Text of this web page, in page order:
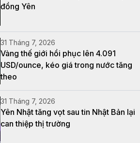
đồng Yên
31 Tháng 7, 2026
Vàng thế giới hồi phục lên 4.091
USD/ounce, kéo giá trong nước tăng
theo
31 Tháng 7, 2026
Yên Nhật tăng vọt sau tin Nhật Bản lại
can thiệp thị trường